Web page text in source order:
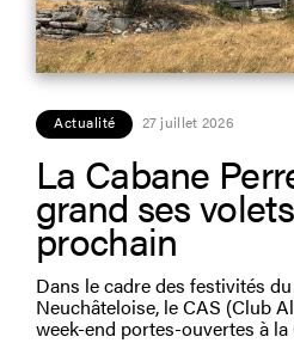
Actualité 27 juillet 2026
La Cabane
grand ses
prochain
Dans le cadre des festivités
Neuchâteloise, le CAS (Club
week-end portes-ouvertes à